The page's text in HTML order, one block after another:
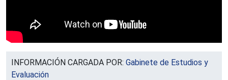
INFORMACIÓN CARGADA POR: Gabinete de Estudios y
Evaluación